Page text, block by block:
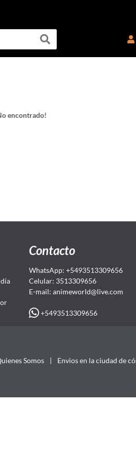
encontrado!
Contacto
WhatsApp: +5493513309656
Celular: 3513309656
E-mail: animeworld@live.com
+5493513309656
Somos | Envios en la ciudad de